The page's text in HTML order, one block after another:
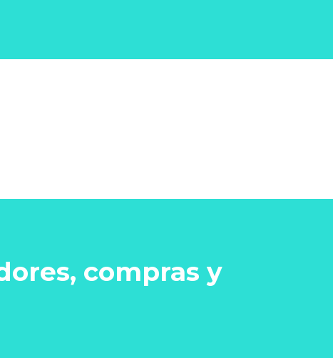
compras y